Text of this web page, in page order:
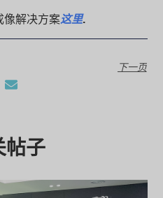
像解决方案这里.
下一页
帖子